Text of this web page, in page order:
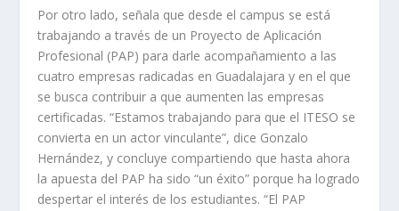
Por otro lado, señala que desde el campus se está
trabajando a través de un Proyecto de Aplicación
Profesional (PAP) para darle acompañamiento a las
cuatro empresas radicadas en Guadalajara y en el que
se busca contribuir a que aumenten las empresas
certificadas. “Estamos trabajando para que el ITESO se
convierta en un actor vinculante”, dice Gonzalo
Hernández, y concluye compartiendo que hasta ahora
la apuesta del PAP ha sido “un éxito” porque ha logrado
despertar el interés de los estudiantes. “El PAP